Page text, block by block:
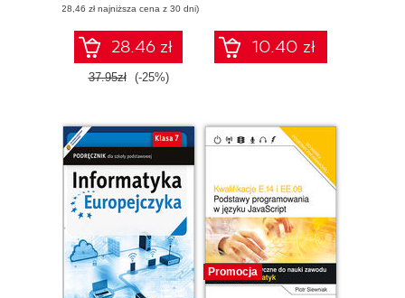
urządzeń
peryferyjnych i
sieci. Część 2.
Systemy
operacyjne.
technik informatyk
(28,46 zł najniższa cena z 30 dni)
28.46 zł
37.95zł (-25%)
10.40 zł
Promocja